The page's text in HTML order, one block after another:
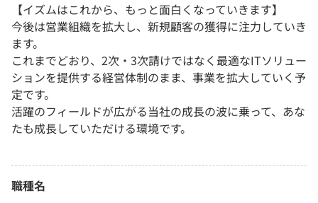
【イズムはこれから、もっと面白くなっていきます】
今後は営業組織を拡大し、新規顧客の獲得に注力していき
ます。
これまでどおり、2次・3次請けではなく最適なITソリュー
ションを提供する経営体制のまま、事業を拡大していく予
定です。
活躍のフィールドが広がる当社の成長の波に乗って、あな
たも成長していただける環境です。
職種名